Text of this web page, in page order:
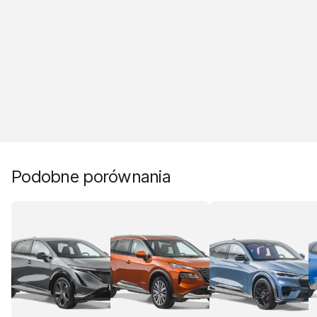
Podobne porównania